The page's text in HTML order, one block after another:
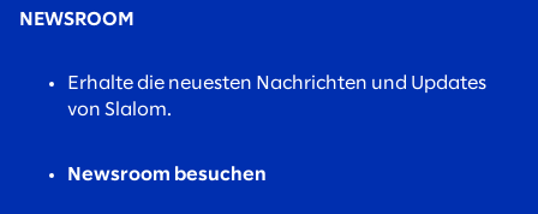
NEWSROOM
Erhalte die neuesten Nachrichten und Updates
von Slalom.
Newsroom besuchen